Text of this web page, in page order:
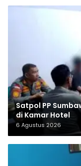
Satpol PP
di Kamar Hotel
6 Agustus 2026